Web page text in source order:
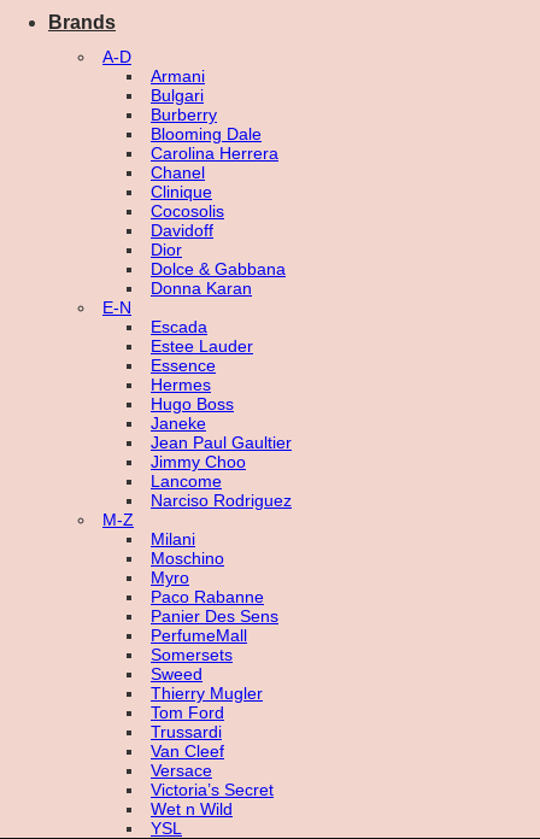
Brands
A-D
Armani
Bulgari
Burberry
Blooming Dale
Carolina Herrera
Chanel
Clinique
Cocosolis
Davidoff
Dior
Dolce & Gabbana
Donna Karan
E-N
Escada
Estee Lauder
Essence
Hermes
Hugo Boss
Janeke
Jean Paul Gaultier
Jimmy Choo
Lancome
Narciso Rodriguez
M-Z
Milani
Moschino
Myro
Paco Rabanne
Panier Des Sens
PerfumeMall
Somersets
Sweed
Thierry Mugler
Tom Ford
Trussardi
Van Cleef
Versace
Victoria’s Secret
Wet n Wild
YSL